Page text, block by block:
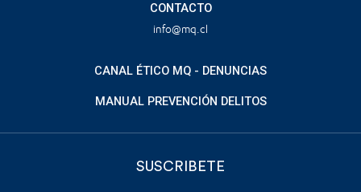
CONTACTO
info@mq.cl
CANAL ÉTICO MQ - DENUNCIAS
MANUAL PREVENCIÓN DELITOS
SUSCRIBETE